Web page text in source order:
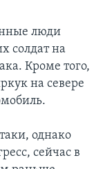
люди
солдат на
Кроме того,
на севере
однако
сейчас в